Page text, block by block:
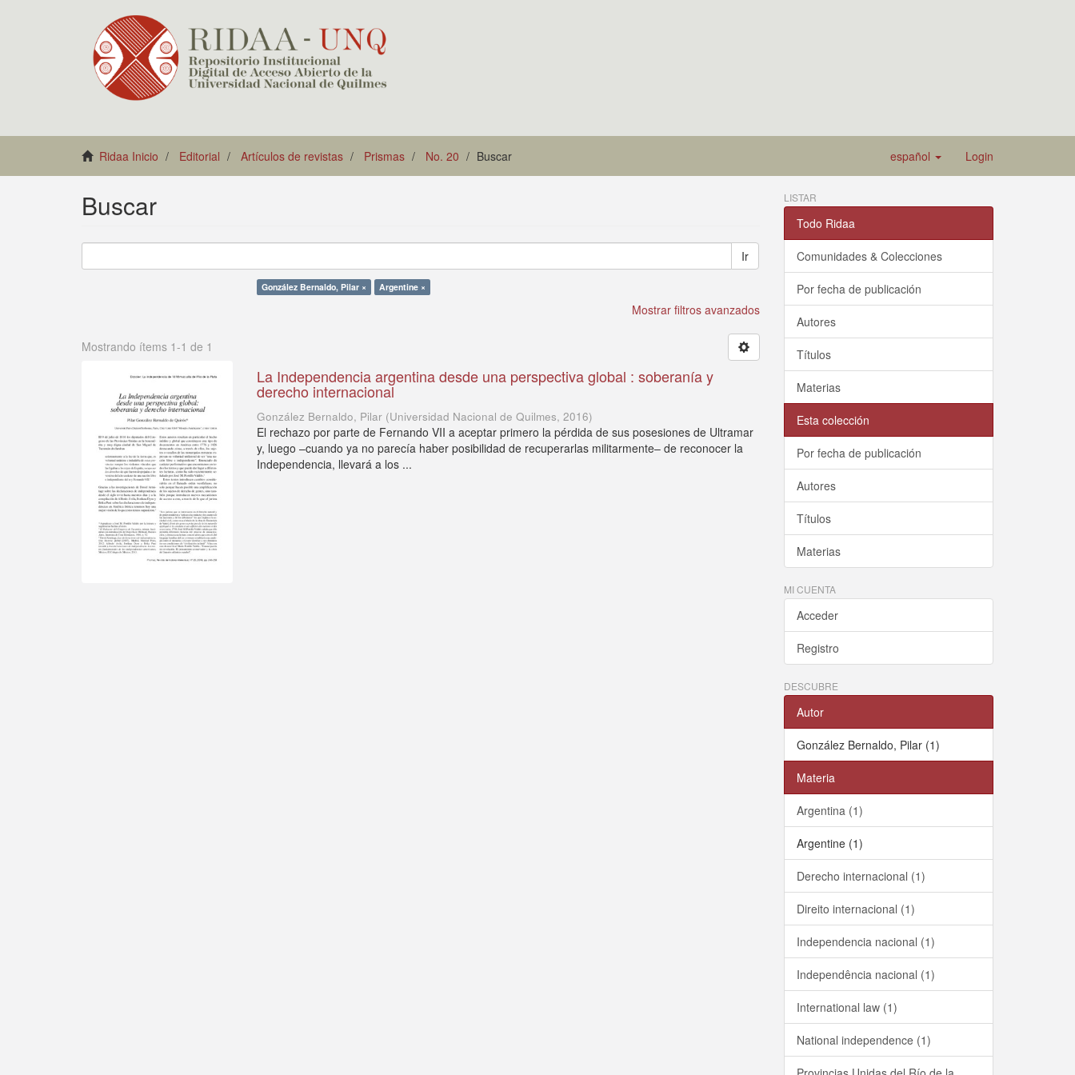
Ridaa Inicio Editorial Artículos de revistas Prismas No. 20 Buscar español Login
Buscar
Ir
González Bernaldo, Pilar × Argentine ×
Mostrar filtros avanzados
Mostrando ítems 1-1 de 1
La Independencia argentina desde una perspectiva global : soberanía y
derecho internacional
González Bernaldo, Pilar (Universidad Nacional de Quilmes,2016)
El rechazo por parte de Fernando VII a aceptar primero la pérdida de sus posesiones de Ultramar
y, luego –cuando ya no parecía haber posibilidad de recuperarlas militarmente– de reconocer la
Independencia, llevará a los ...
LISTAR
Todo Ridaa
Comunidades & Colecciones
Por fecha de publicación
Autores
Títulos
Materias
Esta colección
Por fecha de publicación
Autores
Títulos
Materias
MI CUENTA
Acceder
Registro
DESCUBRE
Autor
González Bernaldo, Pilar (1)
Materia
Argentina (1)
Argentine (1)
Derecho internacional (1)
Direito internacional (1)
Independencia nacional (1)
Independência nacional (1)
International law (1)
National independence (1)